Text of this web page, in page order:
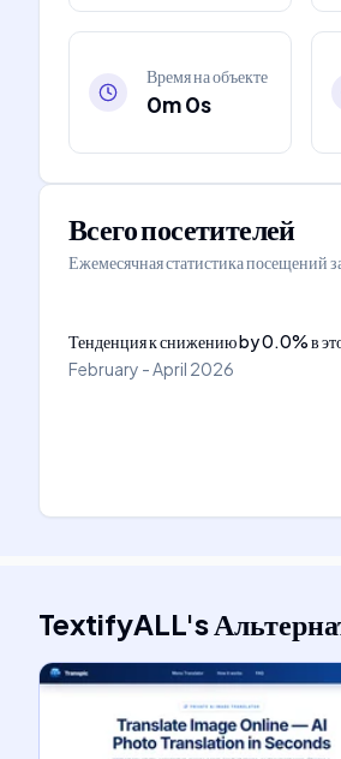
Время на объекте
0m 0s
Всего посетителей
Ежемесячная статистика посещений
Тенденция к снижениюby0.0%в
February - April 2026
TextifyALL's